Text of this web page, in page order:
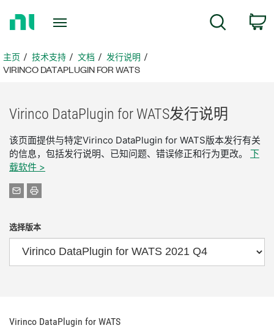
页主页 技术支持 文档
发行说明
VIRINCO DATAPLUGIN FOR WATS
Virinco DataPlugin for WATS发行说明
该页面提供与特定Virinco DataPlugin for WATS版本发行有关
的信息，包括发行说明、已知问题、错误修正和行为更改。 下
载软件 >
选择版本
Virinco DataPlugin for WATS